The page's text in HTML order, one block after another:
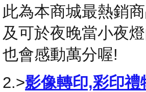
此為本商城最熱銷
及可於夜晚當小夜
也會感動萬分喔!
2.>影像轉印,彩印禮